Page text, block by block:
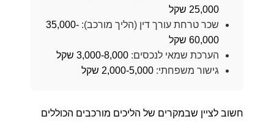
25,000 שקל
שכר טרחת עורך דין (הליך מורכב): 35,000-
60,000 שקל
הערכת שמאי לנכסים: 3,000-8,000 שקל
גישור משפחתי: 2,000-5,000 שקל
חשוב לציין שבמקרים של הליכים מורכבים הכוללים